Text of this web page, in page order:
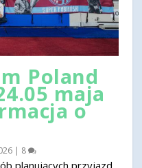
Poland
maja
o
| 8
planujących przyjazd